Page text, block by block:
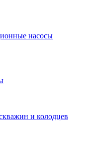
насосы
и колодцев